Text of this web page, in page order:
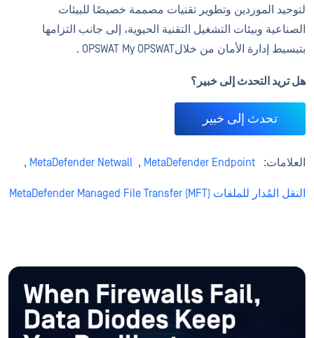
لتوحيد الموردين وتطوير تقنيات مصممة خصيصًا للبيئات
الصناعية وبيئات التشغيل التقنية الحيوية، إلى جانب التزامها
بتبسيط إدارة الأمان من خلالOPSWAT My OPSWAT .
هل تريد التحدث إلى خبير؟
تحدث إلى خبير
العلامات: MetaDefender Endpoint
,
MetaDefender Netwall
,
النقل المُدار للملفات MetaDefender Managed File Transfer (MFT)